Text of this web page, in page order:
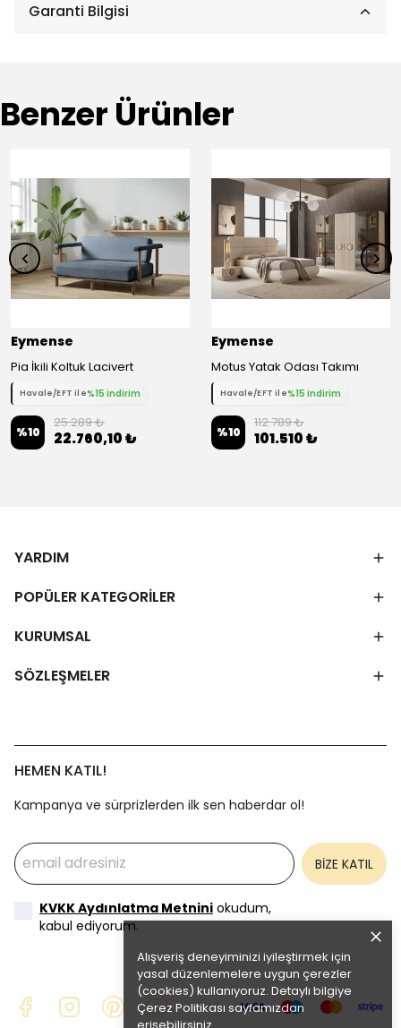
Alışveriş deneyiminizi iyileştirmek için
yasal düzenlemelere uygun çerezler
(cookies) kullanıyoruz. Detaylı bilgiye
Çerez Politikası sayfamızdan
Garanti Bilgisi
Benzer Ürünler
Eymense
Pia İkili Koltuk Lacivert
Havale/EFT ile%15 indirim
%10
25.289 ₺
22.760,10 ₺
Eymense
Motus Yatak Odası Takımı
Havale/EFT ile%15 indirim
%10
112.789 ₺
101.510 ₺
YARDIM
POPÜLER KATEGORİLER
KURUMSAL
SÖZLEŞMELER
HEMEN KATIL!
Kampanya ve sürprizlerden ilk sen haberdar ol!
BİZE KATIL
KVKK Aydınlatma Metnini okudum,
kabul ediyorum.